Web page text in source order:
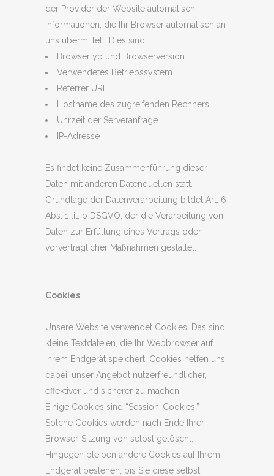
der Provider der Website automatisch
Informationen, die Ihr Browser automatisch an
uns übermittelt. Dies sind:
Browsertyp und Browserversion
Verwendetes Betriebssystem
Referrer URL
Hostname des zugreifenden Rechners
Uhrzeit der Serveranfrage
IP-Adresse
Es findet keine Zusammenführung dieser
Daten mit anderen Datenquellen statt.
Grundlage der Datenverarbeitung bildet Art. 6
Abs. 1 lit. b DSGVO, der die Verarbeitung von
Daten zur Erfüllung eines Vertrags oder
vorvertraglicher Maßnahmen gestattet.
Cookies
Unsere Website verwendet Cookies. Das sind
kleine Textdateien, die Ihr Webbrowser auf
Ihrem Endgerät speichert. Cookies helfen uns
dabei, unser Angebot nutzerfreundlicher,
effektiver und sicherer zu machen.
Einige Cookies sind “Session-Cookies.”
Solche Cookies werden nach Ende Ihrer
Browser-Sitzung von selbst gelöscht.
Hingegen bleiben andere Cookies auf Ihrem
Endgerät bestehen, bis Sie diese selbst